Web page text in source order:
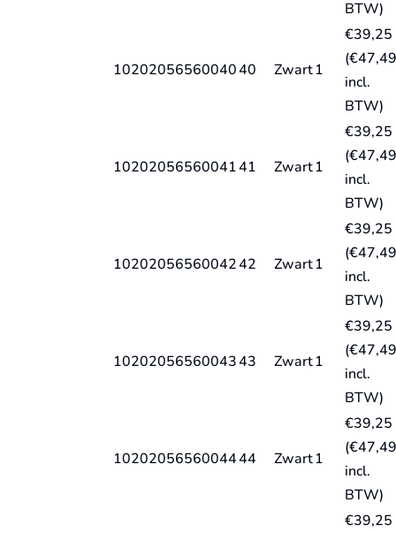
BTW)
1020205656004040 Zwart1
€39,25
(€47,49
incl.
BTW)
1020205656004141 Zwart1
€39,25
(€47,49
incl.
BTW)
1020205656004242 Zwart1
€39,25
(€47,49
incl.
BTW)
1020205656004343 Zwart1
€39,25
(€47,49
incl.
BTW)
1020205656004444 Zwart1
€39,25
(€47,49
incl.
BTW)
€39,25